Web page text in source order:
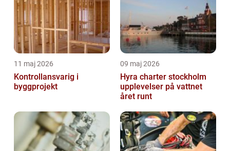
11 maj 2026
Kontrollansvarig i
byggprojekt
09 maj 2026
Hyra charter stockholm
upplevelser på vattnet
året runt